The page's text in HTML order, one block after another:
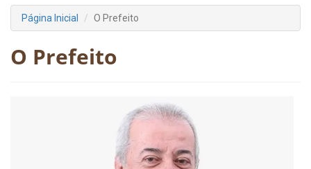
Página Inicial O Prefeito
O Prefeito